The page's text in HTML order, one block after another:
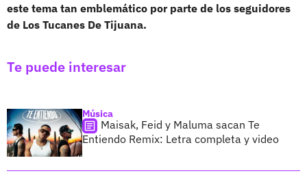
este tema tan emblemático por parte de los seguidores
de Los Tucanes De Tijuana.
Te puede interesar
Música
Maisak, Feid y Maluma sacan Te
Entiendo Remix: Letra completa y video